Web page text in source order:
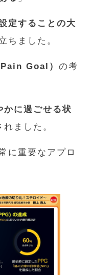
定することの大
ちました。
Goal） の考
かに過ごせる状
ました。
に重要なアプロ